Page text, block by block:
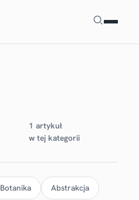
Szukaj
1 artykuł
w tej kategorii
Botanika Abstrakcja